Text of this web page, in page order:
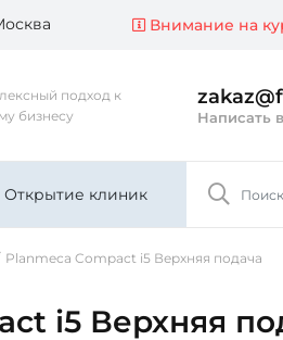
Внимание на
подход к
бизнесу
Написать
Открытие клиник
Planmeca Compact i5 Верхняя подача
i5 Верхняя